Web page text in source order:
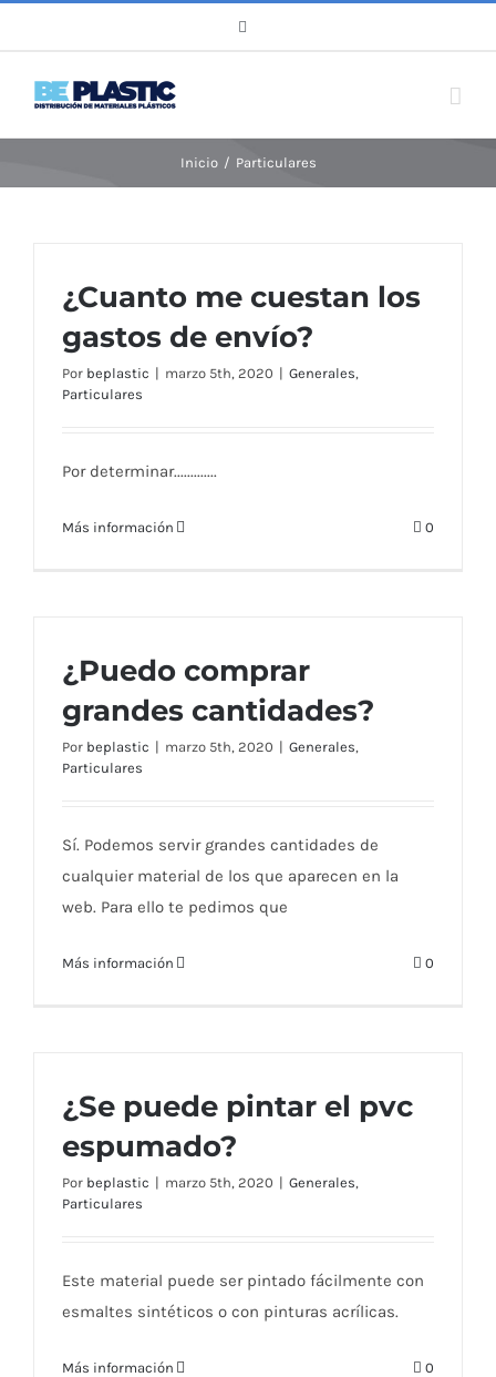
contenido
Inicio / Particulares
¿Cuanto me cuestan los
gastos de envío?
Por beplastic | marzo 5th, 2020 | Generales,
Particulares
Por determinar.............
Más información 0
¿Puedo comprar
grandes cantidades?
Por beplastic | marzo 5th, 2020 | Generales,
Particulares
Sí. Podemos servir grandes cantidades de
cualquier material de los que aparecen en la
web. Para ello te pedimos que
Más información 0
¿Se puede pintar el pvc
espumado?
Por beplastic | marzo 5th, 2020 | Generales,
Particulares
Este material puede ser pintado fácilmente con
esmaltes sintéticos o con pinturas acrílicas.
Más información 0